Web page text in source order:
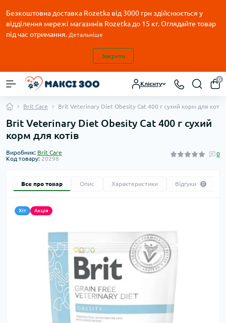
Безкоштовна доставка Rozetka від 3000 грн здійснюється у
відділення мережі магазинів Rozetka до 15 кг. Оглядайте товар
під час отримання. Детальніше
Закрити
Клієнту
0
Brit Care Brit Veterinary Diet Obesity Cat 400 г сухий корм для котів
Brit Veterinary Diet Obesity Cat 400 г сухий
корм для котів
Виробник: Brit Care
Код товару: 20298
0
Все про товар Опис Характеристики Відгуки 0
Хіт Акція